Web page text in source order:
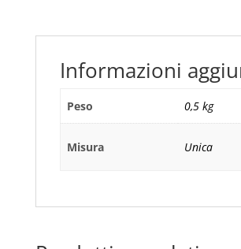
AmenInformazioni
Peso 0,5 kg
Misura Unica